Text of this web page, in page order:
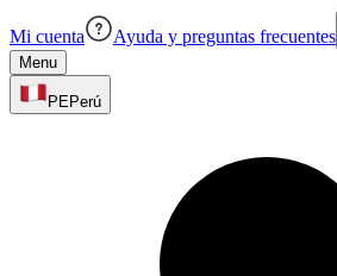
Mi cuenta Ayuda y preguntas frecuentes
Menu
PEPerú